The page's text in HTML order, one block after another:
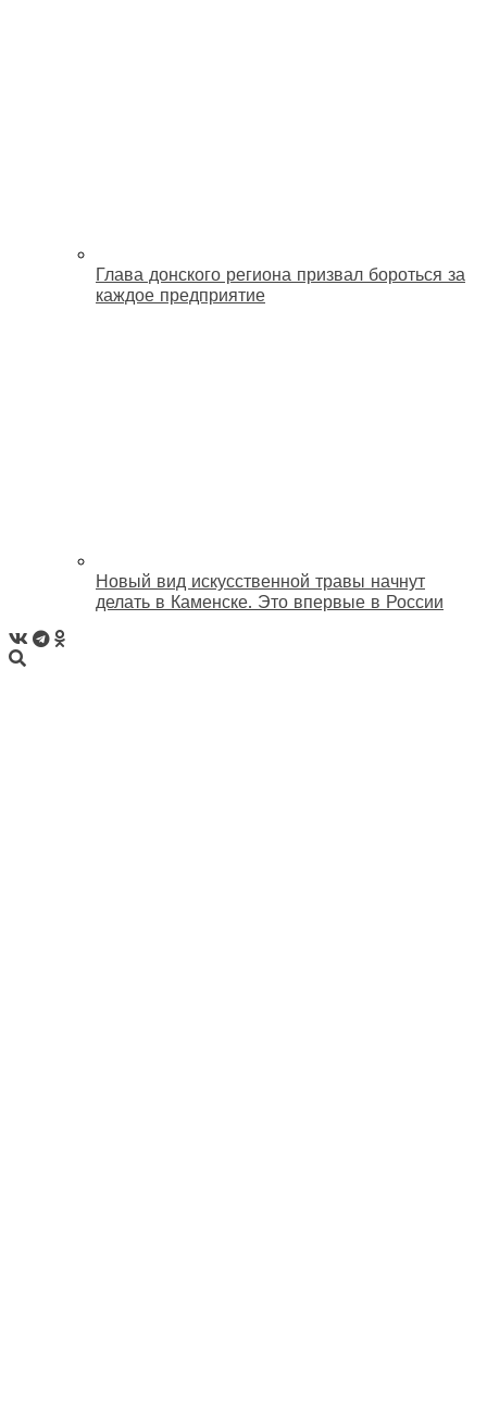
Глава донского региона призвал бороться за
каждое предприятие
Новый вид искусственной травы начнут
делать в Каменске. Это впервые в России